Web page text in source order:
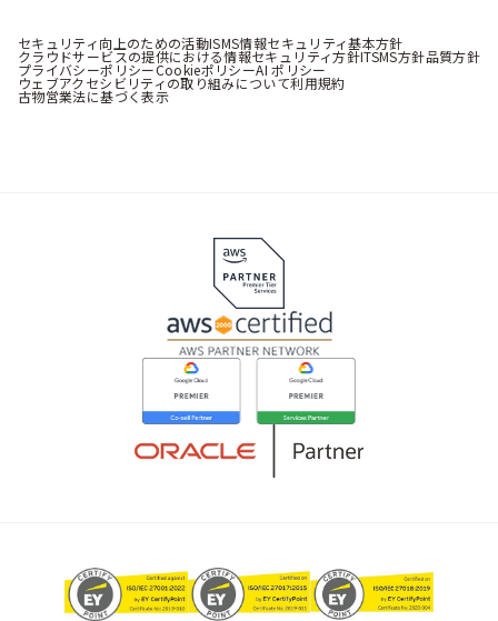
セキュリティ向上のための活動ISMS情報セキュリティ基本方針
クラウドサービスの提供における情報セキュリティ方針ITSMS方針品質方針
プライバシーポリシーCookieポリシーAI ポリシー
ウェブアクセシビリティの取り組みについて利用規約
古物営業法に基づく表示